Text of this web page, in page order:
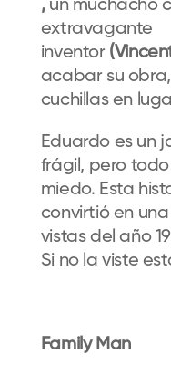
,un muchacho
extravagante
inventor
acabar su
cuchillas en
Eduardo es un
frágil, pero
miedo. Esta
convirtió en
vistas del año
Si no la viste
Family Man